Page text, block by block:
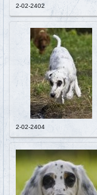
2-02-2402
2-02-2404